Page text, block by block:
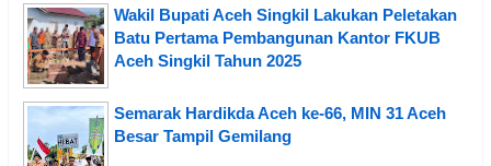
Wakil Bupati Aceh Singkil Lakukan Peletakan
Batu Pertama Pembangunan Kantor FKUB
Aceh Singkil Tahun 2025
Semarak Hardikda Aceh ke-66, MIN 31 Aceh
Besar Tampil Gemilang